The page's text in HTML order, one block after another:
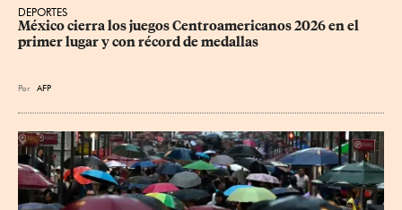
DEPORTES
México cierra los juegos Centroamericanos 2026 en el
primer lugar y con récord de medallas
Por AFP